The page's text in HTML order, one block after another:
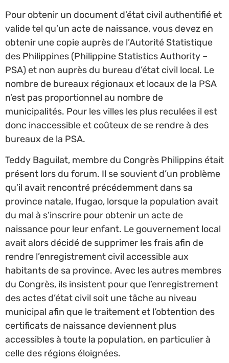
Pour obtenir un document d’état civil authentifié et
valide tel qu’un acte de naissance, vous devez en
obtenir une copie auprès de l’Autorité Statistique
des Philippines (Philippine Statistics Authority –
PSA) et non auprès du bureau d’état civil local. Le
nombre de bureaux régionaux et locaux de la PSA
n’est pas proportionnel au nombre de
municipalités. Pour les villes les plus reculées il est
donc inaccessible et coûteux de se rendre à des
bureaux de la PSA.
Teddy Baguilat, membre du Congrès Philippins était
présent lors du forum. Il se souvient d’un problème
qu’il avait rencontré précédemment dans sa
province natale, Ifugao, lorsque la population avait
du mal à s’inscrire pour obtenir un acte de
naissance pour leur enfant. Le gouvernement local
avait alors décidé de supprimer les frais afin de
rendre l’enregistrement civil accessible aux
habitants de sa province. Avec les autres membres
du Congrès, ils insistent pour que l’enregistrement
des actes d’état civil soit une tâche au niveau
municipal afin que le traitement et l’obtention des
certificats de naissance deviennent plus
accessibles à toute la population, en particulier à
celle des régions éloignées.